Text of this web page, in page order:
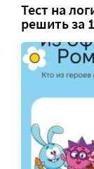
Тест на
решить за